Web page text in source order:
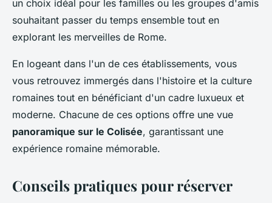
un choix idéal pour les familles ou les groupes d'amis
souhaitant passer du temps ensemble tout en
explorant les merveilles de Rome.
En logeant dans l'un de ces établissements, vous
vous retrouvez immergés dans l'histoire et la culture
romaines tout en bénéficiant d'un cadre luxueux et
moderne. Chacune de ces options offre une vue
panoramique sur le Colisée, garantissant une
expérience romaine mémorable.
Conseils pratiques pour réserver